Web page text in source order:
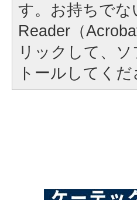
す。お持ちでな
Reader（
リックして、
トールしてくだ